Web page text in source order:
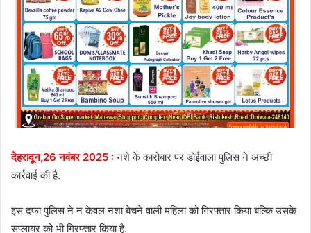
देहरादून,26 नवंबर 2025 :नशे के कारोबार पर डोईवाला पुलिस ने अच्छी
कार्रवाई की है.
इस दफा पुलिस ने न केवल नशा बेचने वाली महिला को गिरफ्तार किया बल्कि उसके
सप्लायर को भी गिरफ्तार किया है.